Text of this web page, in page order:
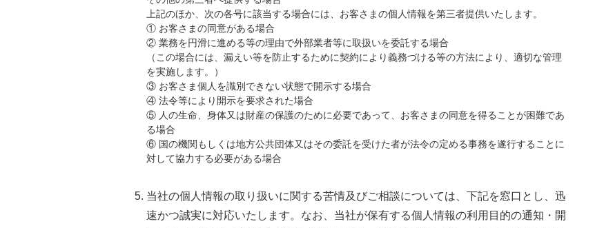
上記のほか、次の各号に該当する場合には、お客さまの個人情報を第三者提供いたします。
① お客さまの同意がある場合
② 業務を円滑に進める等の理由で外部業者等に取扱いを委託する場合
（この場合には、漏えい等を防止するために契約により義務づける等の方法により、適切な管理
を実施します。）
③ お客さま個人を識別できない状態で開示する場合
④ 法令等により開示を要求された場合
⑤ 人の生命、身体又は財産の保護のために必要であって、お客さまの同意を得ることが困難であ
る場合
⑥ 国の機関もしくは地方公共団体又はその委託を受けた者が法令の定める事務を遂行することに
対して協力する必要がある場合
当社の個人情報の取り扱いに関する苦情及びご相談については、下記を窓口とし、迅
速かつ誠実に対応いたします。なお、当社が保有する個人情報の利用目的の通知・開